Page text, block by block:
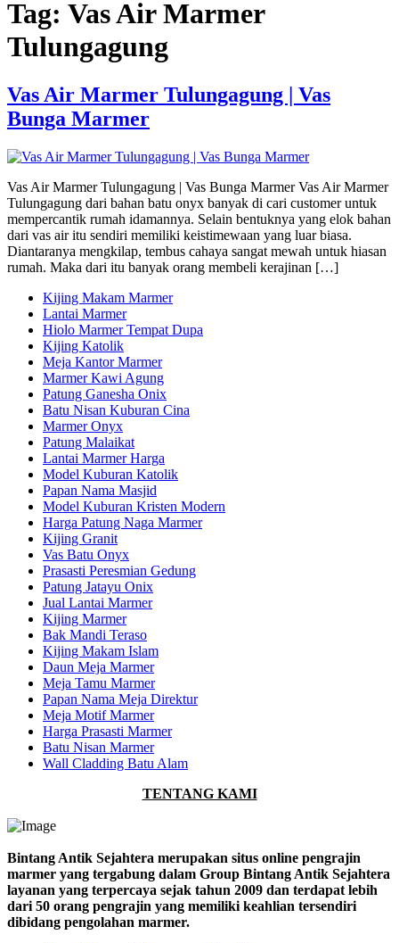
Tag: Vas Air Marmer
Tulungagung
Vas Air Marmer Tulungagung | Vas
Bunga Marmer
Vas Air Marmer Tulungagung | Vas Bunga Marmer Vas Air Marmer
Tulungagung dari bahan batu onyx banyak di cari customer untuk
mempercantik rumah idamannya. Selain bentuknya yang elok bahan
dari vas air itu sendiri memiliki keistimewaan yang luar biasa.
Diantaranya mengkilap, tembus cahaya sangat mewah untuk hiasan
rumah. Maka dari itu banyak orang membeli kerajinan […]
Kijing Makam Marmer
Lantai Marmer
Hiolo Marmer Tempat Dupa
Kijing Katolik
Meja Kantor Marmer
Marmer Kawi Agung
Patung Ganesha Onix
Batu Nisan Kuburan Cina
Marmer Onyx
Patung Malaikat
Lantai Marmer Harga
Model Kuburan Katolik
Papan Nama Masjid
Model Kuburan Kristen Modern
Harga Patung Naga Marmer
Kijing Granit
Vas Batu Onyx
Prasasti Peresmian Gedung
Patung Jatayu Onix
Jual Lantai Marmer
Kijing Marmer
Bak Mandi Teraso
Kijing Makam Islam
Daun Meja Marmer
Meja Tamu Marmer
Papan Nama Meja Direktur
Meja Motif Marmer
Harga Prasasti Marmer
Batu Nisan Marmer
Wall Cladding Batu Alam
TENTANG KAMI
Bintang Antik Sejahtera merupakan situs online pengrajin
marmer yang tergabung dalam Group Bintang Antik Sejahtera
layanan yang terpercaya sejak tahun 2009 dan terdapat lebih
dari 50 orang pengrajin yang memiliki keahlian tersendiri
dibidang pengolahan marmer.